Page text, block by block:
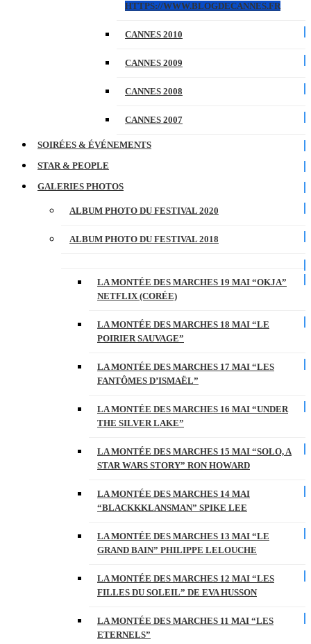
HTTPS://WWW.BLOGDECANNES.FR
CANNES 2010
CANNES 2009
CANNES 2008
CANNES 2007
SOIRÉES & ÉVÉNEMENTS
STAR & PEOPLE
GALERIES PHOTOS
ALBUM PHOTO DU FESTIVAL 2020
ALBUM PHOTO DU FESTIVAL 2018
LA MONTÉE DES MARCHES 19 MAI “OKJA”
NETFLIX (CORÉE)
LA MONTÉE DES MARCHES 18 MAI “LE
POIRIER SAUVAGE”
LA MONTÉE DES MARCHES 17 MAI “LES
FANTÔMES D’ISMAËL”
LA MONTÉE DES MARCHES 16 MAI “UNDER
THE SILVER LAKE”
LA MONTÉE DES MARCHES 15 MAI “SOLO, A
STAR WARS STORY” RON HOWARD
LA MONTÉE DES MARCHES 14 MAI
“BLACKKKLANSMAN” SPIKE LEE
LA MONTÉE DES MARCHES 13 MAI “LE
GRAND BAIN” PHILIPPE LELOUCHE
LA MONTÉE DES MARCHES 12 MAI “LES
FILLES DU SOLEIL” DE EVA HUSSON
LA MONTÉE DES MARCHES 11 MAI “LES
ETERNELS”